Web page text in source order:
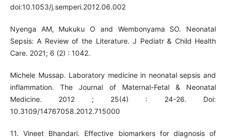
doi:10.1053/j.semperi.2012.06.002
Nyenga AM, Mukuku O and Wembonyama SO. Neonatal
Sepsis: A Review of the Literature. J Pediatr & Child Health
Care. 2021; 6 (2) : 1042.
Michele Mussap. Laboratory medicine in neonatal sepsis and
inflammation. The Journal of Maternal-Fetal & Neonatal
Medicine. 2012 ; 25(4) : 24-26. Doi:
10.3109/14767058.2012.715000
11. Vineet Bhandari. Effective biomarkers for diagnosis of